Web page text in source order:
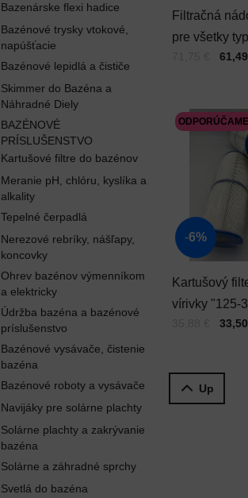
Filtračná
pre všetky
víriviek, pre
Cena s DPH
Pred zľavou:
Kartušový
vírivky "125-
PRB25IN,
Cena s DPH
Pred zľavou:
ODPORÚČAME
6%
Up
Bazenárske flexi hadice
Bazénové trysky vtokové,
napúšťacie
Bazénové lepidlá a čističe
Skimmer do Bazéna a
Náhradné Diely
BAZÉNOVÉ
PRÍSLUŠENSTVO
Kartušové filtre do bazénov
Meranie pH, chlóru, kyslíka a
alkality
Tepelné čerpadlá
Nerezové rebríky, nášľapy,
koncovky
Ohrev bazénov výmenníkom
a elektricky
Údržba bazéna a bazénové
príslušenstvo
Bazénové vysávače, čistenie
bazéna
Bazénové roboty a vysávače
Navijáky pre solárne plachty
Solárne plachty a zakrývanie
bazéna
Solárne a záhradné sprchy
Svetlá do bazéna